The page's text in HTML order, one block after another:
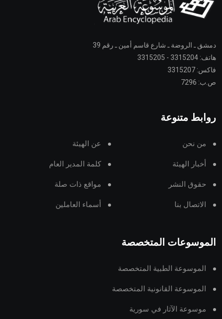
دمشق ـ الروضة ـ شارع قاسم أمين ـ رقم 39
هاتف: 3315204 - 3315205
فاكس: 3315207
ص.ب: 7296
روابط متنوعة
من نحن عن الهيئة
أخبار الهيئة كلمة المدير العام
حقوق النشر مواقع ذات صلة
الاتصال بنا أسماء العاملين
الموسوعات المتخصصة
الموسوعة الطبية المتخصصة
الموسوعة القانونية المتخصصة
موسوعة الآثار في سورية